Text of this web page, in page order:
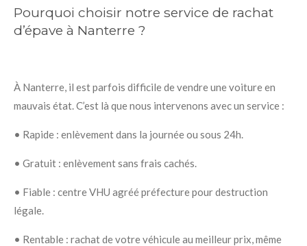
Pourquoi choisir notre service de rachat
d’épave à Nanterre ?
À Nanterre, il est parfois difficile de vendre une voiture en
mauvais état. C’est là que nous intervenons avec un service :
• Rapide : enlèvement dans la journée ou sous 24h.
• Gratuit : enlèvement sans frais cachés.
• Fiable : centre VHU agréé préfecture pour destruction
légale.
• Rentable : rachat de votre véhicule au meilleur prix, même